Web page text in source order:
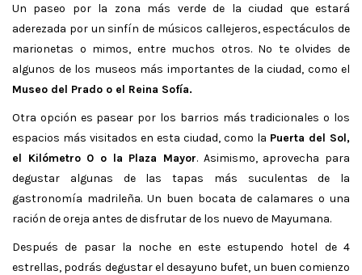
Un paseo por la zona más verde de la ciudad que estará
aderezada por un sinfín de músicos callejeros, espectáculos de
marionetas o mimos, entre muchos otros. No te olvides de
algunos de los museos más importantes de la ciudad, como el
Museo del Prado o el Reina Sofía.
Otra opción es pasear por los barrios más tradicionales o los
espacios más visitados en esta ciudad, como la Puerta del Sol,
el Kilómetro 0 o la Plaza Mayor. Asimismo, aprovecha para
degustar algunas de las tapas más suculentas de la
gastronomía madrileña. Un buen bocata de calamares o una
ración de oreja antes de disfrutar de los nuevo de Mayumana.
Después de pasar la noche en este estupendo hotel de 4
estrellas, podrás degustar el desayuno bufet, un buen comienzo